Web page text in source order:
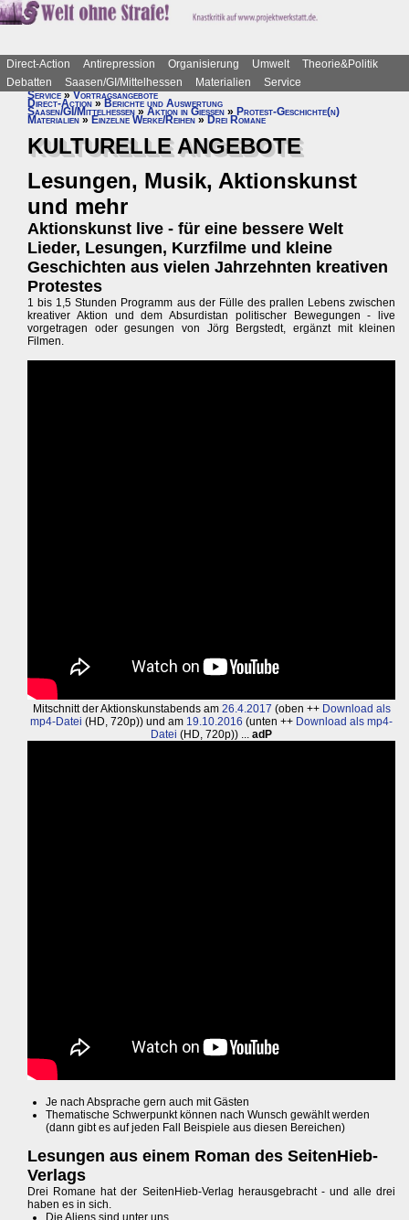
Direct-Action Antirepression Organisierung Umwelt
Theorie&Politik
Debatten
Saasen/GI/Mittelhessen Materialien
Service
Service»Vortragsangebote
Direct-Action » Berichte und Auswertung
Saasen/GI/Mittelhessen » Aktion in Gießen » Protest-Geschichte(n)
Materialien » Einzelne Werke/Reihen » Drei Romane
KULTURELLE ANGEBOTE
Lesungen, Musik, Aktionskunst
und mehr
Aktionskunst live - für eine bessere Welt
Lieder, Lesungen, Kurzfilme und kleine
Geschichten aus vielen Jahrzehnten kreativen
Protestes
1 bis 1,5 Stunden Programm aus der Fülle des prallen Lebens zwischen
kreativer Aktion und dem Absurdistan politischer Bewegungen - live
vorgetragen oder gesungen von Jörg Bergstedt, ergänzt mit kleinen
Filmen.
Mitschnitt der Aktionskunstabends am 26.4.2017 (oben ++ Download als
mp4-Datei (HD, 720p)) und am 19.10.2016 (unten ++ Download als mp4-
Datei (HD, 720p)) ...adP
Je nach Absprache gern auch mit Gästen
Thematische Schwerpunkt können nach Wunsch gewählt werden
(dann gibt es auf jeden Fall Beispiele aus diesen Bereichen)
Lesungen aus einem Roman des SeitenHieb-
Verlags
Drei Romane hat der SeitenHieb-Verlag herausgebracht - und alle drei
haben es in sich.
Die Aliens sind unter uns